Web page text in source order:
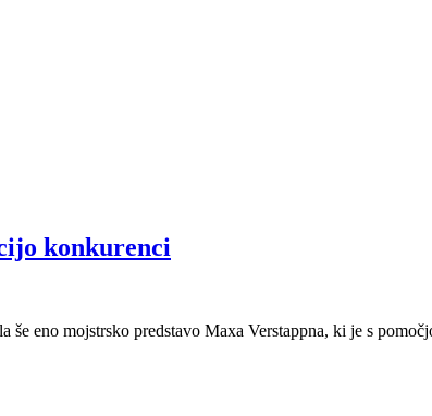
konkurenci
še eno mojstrsko predstavo Maxa Verstappna, ki je s